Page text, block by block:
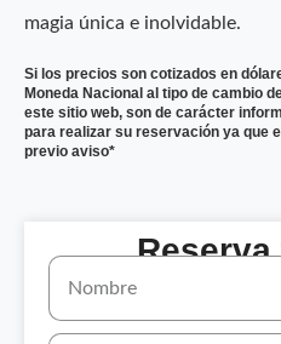
magia única e inolvidable.
Si los precios son cotizados en
Moneda Nacional al tipo de cambio
este sitio web, son de carácter
para realizar su reservación ya que
previo aviso*